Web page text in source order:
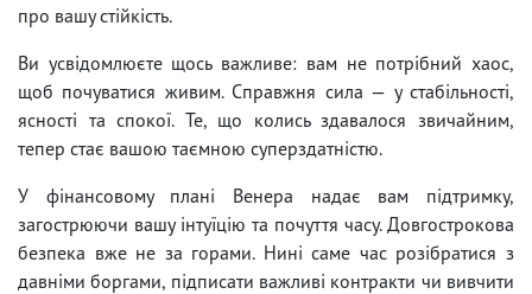
про вашу стійкість.
Ви усвідомлюєте щось важливе: вам не потрібний хаос,
щоб почуватися живим. Справжня сила — у стабільності,
ясності та спокої. Те, що колись здавалося звичайним,
тепер стає вашою таємною суперздатністю.
У фінансовому плані Венера надає вам підтримку,
загострюючи вашу інтуїцію та почуття часу. Довгострокова
безпека вже не за горами. Нині саме час розібратися з
давніми боргами, підписати важливі контракти чи вивчити